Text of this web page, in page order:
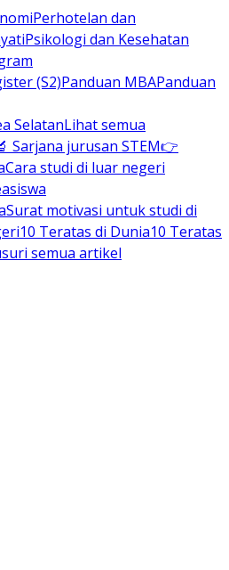
Perhotelan dan
Psikologi dan Kesehatan
(S2)Panduan MBAPanduan
SelatanLihat semua
Sarjana jurusan STEM👉
Cara studi di luar negeri
Surat motivasi untuk studi di
10 Teratas di Dunia10 Teratas
semua artikel